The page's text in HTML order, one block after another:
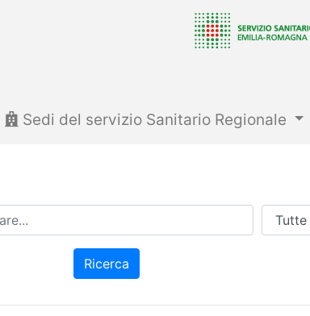
Sedi del servizio Sanitario Regionale
Azienda
Ricerca